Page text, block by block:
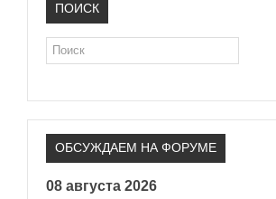
ПОИСК
Поиск
ОБСУЖДАЕМ НА ФОРУМЕ
08 августа 2026